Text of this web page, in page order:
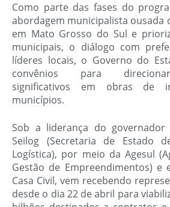
Como parte das fases do
abordagem municipalista ousada
em Mato Grosso do Sul e
municipais, o diálogo com
líderes locais, o Governo do
convênios para
significativos em obras de
municípios.
Sob a liderança do governador
Seilog (Secretaria de Estado
Logística), por meio da Agesul
Gestão de Empreendimentos) e
Casa Civil, vem recebendo
desde o dia 22 de abril para